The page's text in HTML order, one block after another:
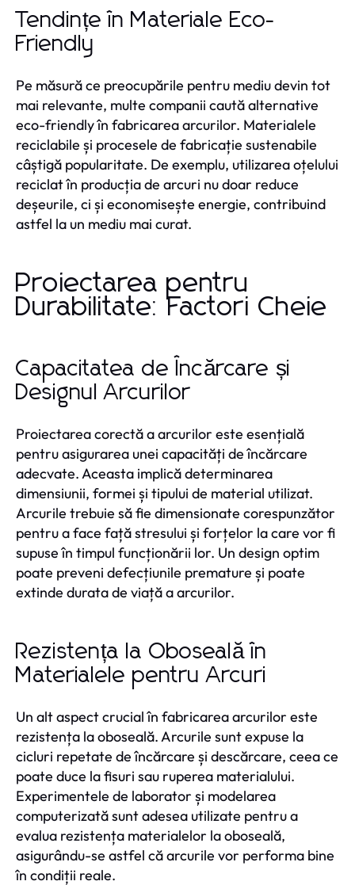
Tendințe în Materiale Eco-
Friendly
Pe măsură ce preocupările pentru mediu devin tot
mai relevante, multe companii caută alternative
eco-friendly în fabricarea arcurilor. Materialele
reciclabile și procesele de fabricație sustenabile
câștigă popularitate. De exemplu, utilizarea oțelului
reciclat în producția de arcuri nu doar reduce
deșeurile, ci și economisește energie, contribuind
astfel la un mediu mai curat.
Proiectarea pentru
Durabilitate: Factori Cheie
Capacitatea de Încărcare și
Designul Arcurilor
Proiectarea corectă a arcurilor este esențială
pentru asigurarea unei capacități de încărcare
adecvate. Aceasta implică determinarea
dimensiunii, formei și tipului de material utilizat.
Arcurile trebuie să fie dimensionate corespunzător
pentru a face față stresului și forțelor la care vor fi
supuse în timpul funcționării lor. Un design optim
poate preveni defecțiunile premature și poate
extinde durata de viață a arcurilor.
Rezistența la Oboseală în
Materialele pentru Arcuri
Un alt aspect crucial în fabricarea arcurilor este
rezistența la oboseală. Arcurile sunt expuse la
cicluri repetate de încărcare și descărcare, ceea ce
poate duce la fisuri sau ruperea materialului.
Experimentele de laborator și modelarea
computerizată sunt adesea utilizate pentru a
evalua rezistența materialelor la oboseală,
asigurându-se astfel că arcurile vor performa bine
în condiții reale.